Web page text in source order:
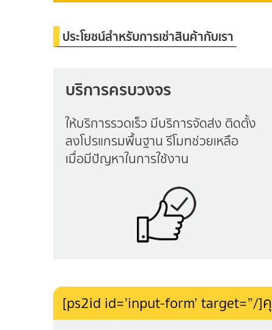
ประโยชน์สำหรับการเช่าสินค้ากับเรา
บริการครบวงจร
ให้บริการรวดเร็ว มีบริการจัดส่ง ติดตั้ง
ลงโปรแกรมพื้นฐาน รีโมทช่วยเหลือ
เมื่อมีปัญหาในการใช้งาน
[ps2id id=’input-form’ target=”/